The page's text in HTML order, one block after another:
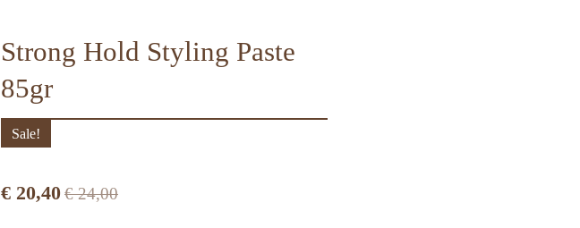
Strong Hold Styling Paste
85gr
Sale!
€ 20,40€ 24,00